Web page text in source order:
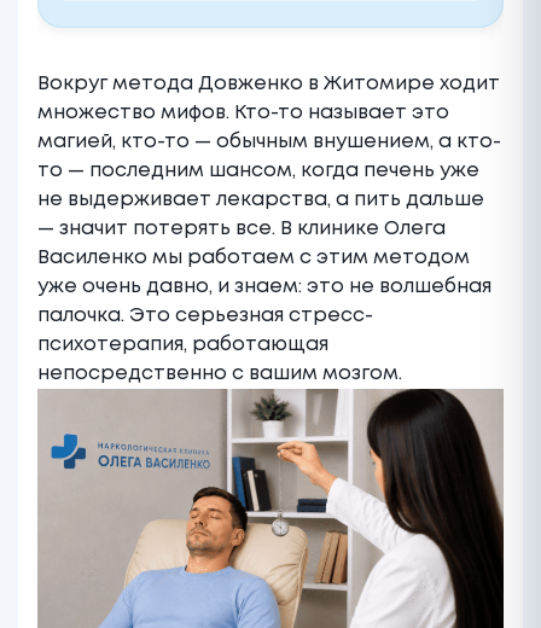
Вокруг метода Довженко в Житомире ходит
множество мифов. Кто-то называет это
магией, кто-то — обычным внушением, а кто-
то — последним шансом, когда печень уже
не выдерживает лекарства, а пить дальше
— значит потерять все. В клинике Олега
Василенко мы работаем с этим методом
уже очень давно, и знаем: это не волшебная
палочка. Это серьезная стресс-
психотерапия, работающая
непосредственно с вашим мозгом.